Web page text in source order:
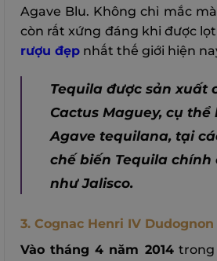
Agave Blu. Không chỉ mắc
còn rất xứng đáng khi được
rượu đẹp nhất thế giới hiện
Tequila được sản xuất
Cactus Maguey, cụ thể
Agave tequilana, tại
chế biến Tequila chính
như Jalisco.
3. Cognac Henri IV Dudognon
Vào tháng 4 năm 2014trong